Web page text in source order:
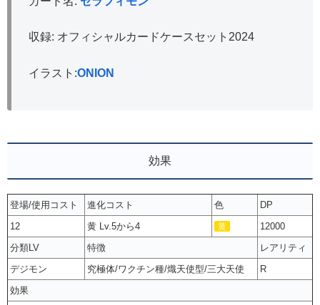
収録: オフィシャルカードケースセット2024
イラスト:ONION
効果
登場/使用コスト 進化コスト 色
DP
12
黄 Lv.5から4 黄
12000
分類LV
特徴
レアリティ
デジモン
究極体/ワクチン種/熾天使型/三大天使
R
効果